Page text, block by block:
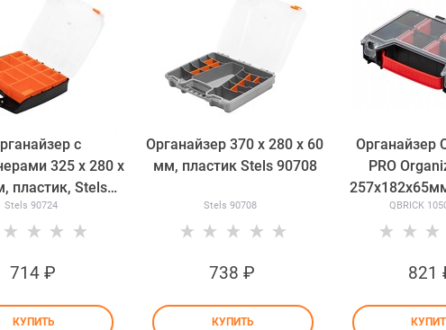
с
325 х 280 х
пластик, Stels
90724
Stels 90724
714 ₽
КУПИТЬ
Органайзер 370 x 280 x 60
мм, пластик Stels 90708
Stels 90708
738 ₽
КУПИТЬ
Органайзер
PRO
QBRICK
821